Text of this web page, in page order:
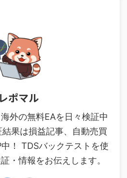
レポマル
外の無料EAを日々検証中
結果は損益記事、自動売買
！ TDSバックテストを使
・情報をお伝えします。